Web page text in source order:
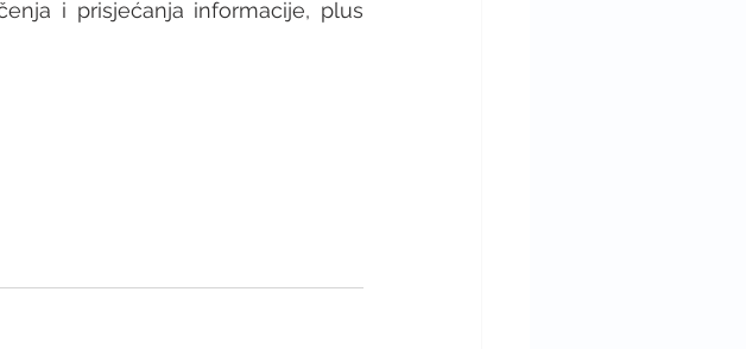
i prisjećanja informacije, plus